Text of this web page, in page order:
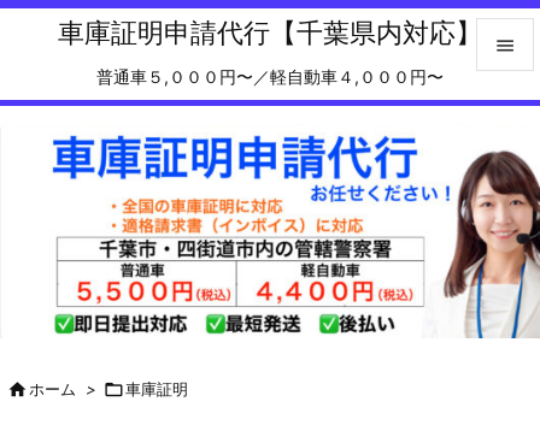
車庫証明申請代行【千葉県内対応】
普通車５,０００円〜／軽自動車４,０００円〜



サイド

前へ

次へ

ホーム > 車庫証明